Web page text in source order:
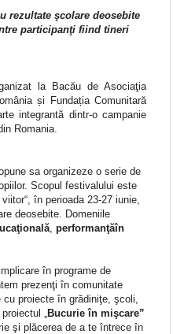
rezultate şcolare deosebite
participanţi fiind tineri
la Bacău de Asociaţia
și Fundația Comunitară
integrantă dintr-o campanie
Romania.
sa organizeze o serie de
Scopul festivalului este
în perioada 23-27 iunie,
deosebite. Domeniile
performanţăîn
în programe de
prezenţi în comunitate
proiecte în grădiniţe, şcoli,
„ Bucurie în mişcare”
şi plăcerea de a te întrece în